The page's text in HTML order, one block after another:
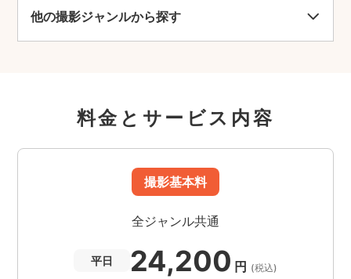
他の撮影ジャンルから探す
料金とサービス内容
撮影基本料
全ジャンル共通
平日 24,200 円 (税込)